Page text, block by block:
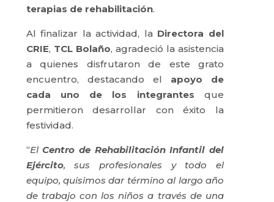
terapias de rehabilitación.
Al finalizar la actividad, la Directora del
CRIE, TCL Bolaño, agradeció la asistencia
a quienes disfrutaron de este grato
encuentro, destacando el apoyo de
cada uno de los integrantes que
permitieron desarrollar con éxito la
festividad.
“ElCentro de Rehabilitación Infantil del
Ejército, sus profesionales y todo el
equipo, quisimos dar término al largo año
de trabajo con los niños a través de una